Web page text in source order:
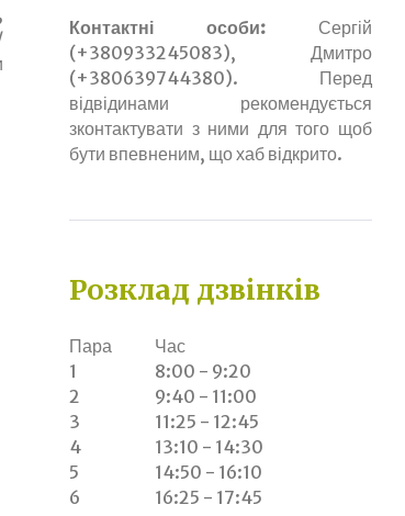
Контактні особи: Сергій
(+380933245083), Дмитро
(+380639744380). Перед
відвідинами рекомендується
зконтактувати з ними для того щоб
бути впевненим, що хаб відкрито.
Розклад дзвінків
Пара
Час
1
8:00 - 9:20
2
9:40 - 11:00
3
11:25 - 12:45
4
13:10 - 14:30
5
14:50 - 16:10
6
16:25 - 17:45